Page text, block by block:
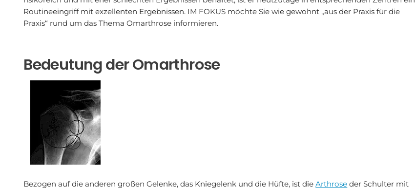
Routineeingriff mit exzellenten Ergebnissen. IM FOKUS möchte Sie wie gewohnt „aus der Praxis für die
Praxis“ rund um das Thema Omarthrose informieren.
Bedeutung der Omarthrose
Bezogen auf die anderen großen Gelenke, das Kniegelenk und die Hüfte, ist dieArthrose der Schulter mit